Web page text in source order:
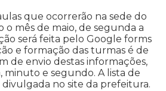
que ocorrerão na sede do
o mês de maio, de segunda a
será feita pelo Google forms
e formação das turmas é de
de envio destas informações,
minuto e segundo. A lista de
no site da prefeitura.